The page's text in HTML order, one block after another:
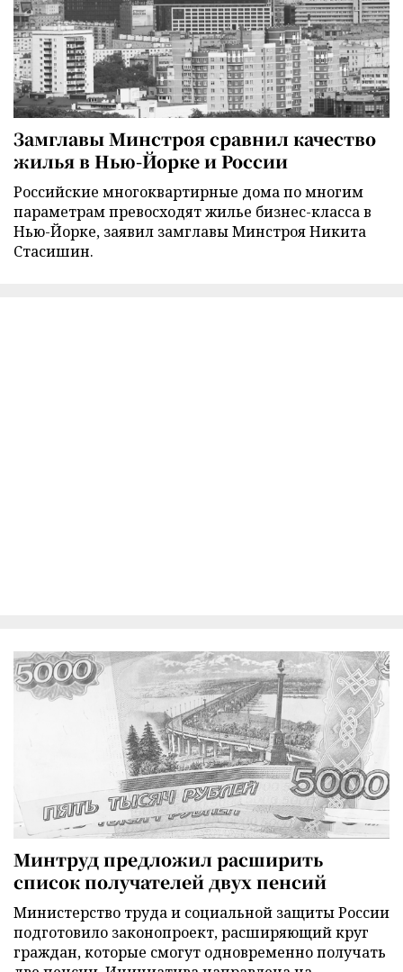
Замглавы Минстроя сравнил качество
жилья в Нью-Йорке и России
Российские многоквартирные дома по многим
параметрам превосходят жилье бизнес-класса в
Нью-Йорке, заявил замглавы Минстроя Никита
Стасишин.
Минтруд предложил расширить
список получателей двух пенсий
Министерство труда и социальной защиты России
подготовило законопроект, расширяющий круг
граждан, которые смогут одновременно получать